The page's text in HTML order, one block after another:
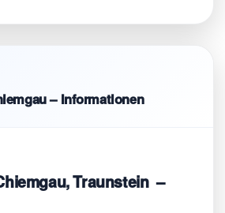
– Informationen
Traunstein –